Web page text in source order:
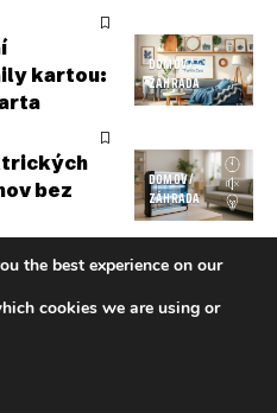
DOMOV /
ZÁHRADA
kartou:
DOMOV /
ZÁHRADA
bez
ZÁHRADA
the best experience on our
cookies we are using or